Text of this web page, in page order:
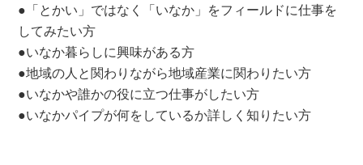
●「とかい」ではなく「いなか」をフィールドに仕事を
してみたい方
●いなか暮らしに興味がある方
●地域の人と関わりながら地域産業に関わりたい方
●いなかや誰かの役に立つ仕事がしたい方
●いなかパイプが何をしているか詳しく知りたい方